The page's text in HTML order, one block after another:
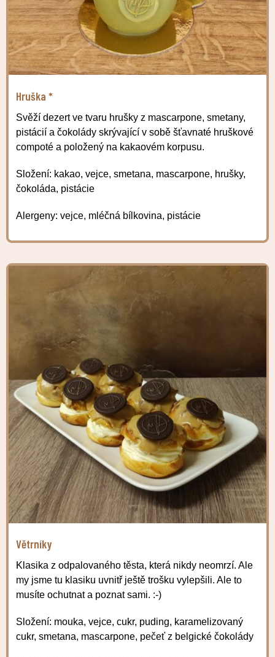
Hruška *
Svěží dezert ve tvaru hrušky z mascarpone, smetany,
pistácií a čokolády skrývající v sobě šťavnaté hruškové
compoté a položený na kakaovém korpusu.
Složení: kakao, vejce, smetana, mascarpone, hrušky,
čokoláda, pistácie
Alergeny: vejce, mléčná bílkovina, pistácie
Větrníky
Klasika z odpalovaného těsta, která nikdy neomrzí. Ale
my jsme tu klasiku uvnitř ještě trošku vylepšili. Ale to
musíte ochutnat a poznat sami. :-)
Složení: mouka, vejce, cukr, puding, karamelizovaný
cukr, smetana, mascarpone, pečeť z belgické čokolády